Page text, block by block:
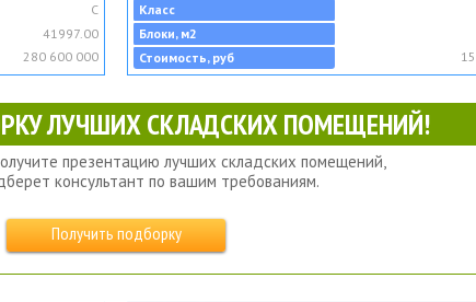
C
41997.00
280 600 000
Класс
Блоки, м2
Стоимость, руб
ЛУЧШИХ СКЛАДСКИХ ПОМЕЩЕНИЙ!
презентацию лучших складских помещений,
консультант по вашим требованиям.
Получить подборку